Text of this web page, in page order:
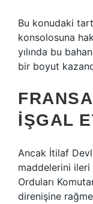
Bu konudaki
konsolosuna
yılında bu
bir boyut
IŞGAL
Ancak İtilaf
maddelerini ileri
Orduları
direnişine